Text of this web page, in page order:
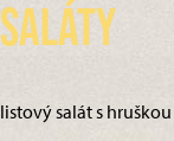
Saláty
listový salát s